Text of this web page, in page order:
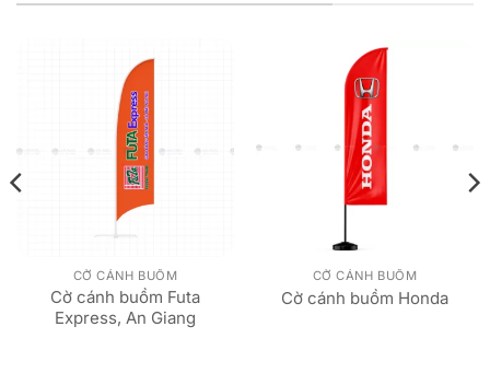
CỜ CÁNH BUỒM
Cờ cánh buồm Futa
Express, An Giang
CỜ CÁNH BUỒM
Cờ cánh buồm Honda